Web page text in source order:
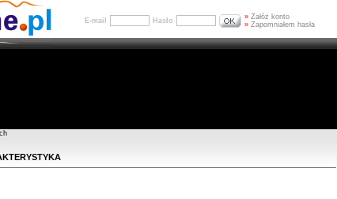
E-mail Hasło » Załóż konto
» Zapomniałem hasła